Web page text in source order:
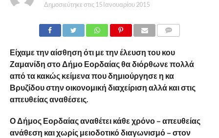
Δημοσιεύτηκε στις 15 Ιανουαρίου 2015
Είχαμε την αίσθηση ότι με την έλευση του κου
Ζαμανίδη στο Δήμο Εορδαίας θα διόρθωνε πολλά
από τα κακώς κείμενα που δημιούργησε η κα
Βρυζίδου στην οικονομική διαχείριση αλλά και στις
απευθείας αναθέσεις.
Ο Δήμος Εορδαίας αναθέτει κάθε χρόνο – απευθείας
ανάθεση και χωρίς μειοδοτικό διαγωνισμό – στον